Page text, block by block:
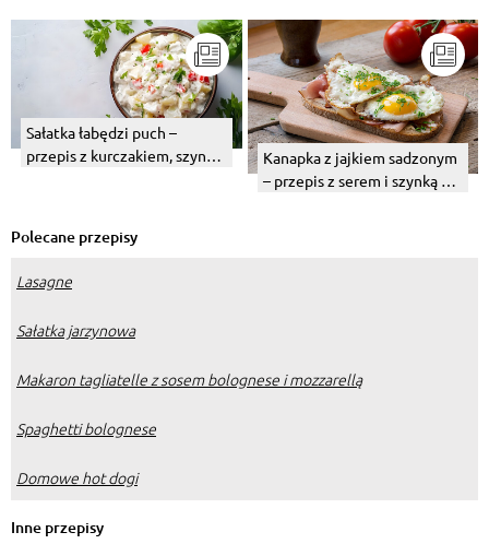
Sałatka łabędzi puch –
przepis z kurczakiem, szynką
Kanapka z jajkiem sadzonym
– przepis z serem i szynką do
Polecane przepisy
Lasagne
Sałatka jarzynowa
Makaron tagliatelle z sosem bolognese i mozzarellą
Spaghetti bolognese
Domowe hot dogi
Inne przepisy